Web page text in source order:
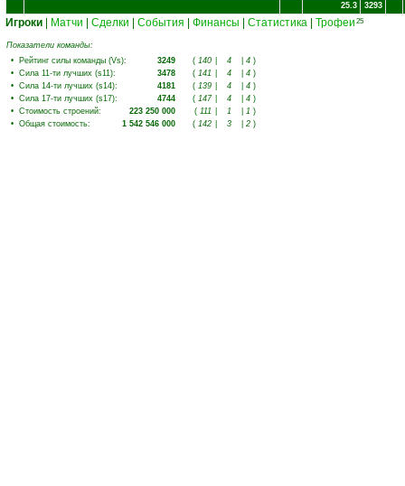
25.3
3293
Игроки Матчи Сделки События Финансы Статистика Трофеи 25
Показатели команды:
• Рейтинг силы команды (Vs): 3249 ( 140 4 4 )
• Сила 11-ти лучших (s11): 3478 ( 141 4 4 )
• Сила 14-ти лучших (s14): 4181 ( 139 4 4 )
• Сила 17-ти лучших (s17): 4744 ( 147 4 4 )
• Стоимость строений: 223 250 000 ( 111 1 1 )
• Общая стоимость: 1 542 546 000 ( 142 3 2 )